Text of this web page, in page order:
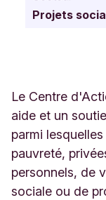
Projets
Le Centre
aide et un
parmi
pauvreté,
personnels, de
sociale ou de